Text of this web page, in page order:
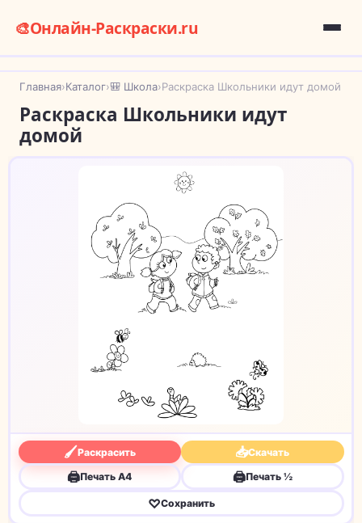
🎨Онлайн-Раскраски.ru
Главная›Каталог›🎒 Школа›Раскраска Школьники идут домой
Раскраска Школьники идут
домой
🖌Раскрасить 📥Скачать
🖨Печать A4 🖨Печать ½
♡Сохранить